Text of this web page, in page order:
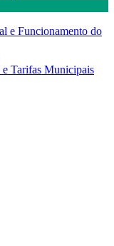
e Funcionamento do
e Tarifas Municipais